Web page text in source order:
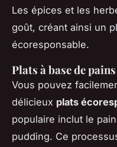
Les épices et les
goût, créant ainsi un
écoresponsable.
Plats à base de
Vous pouvez
délicieux plats
populaire inclut le
pudding. Ce